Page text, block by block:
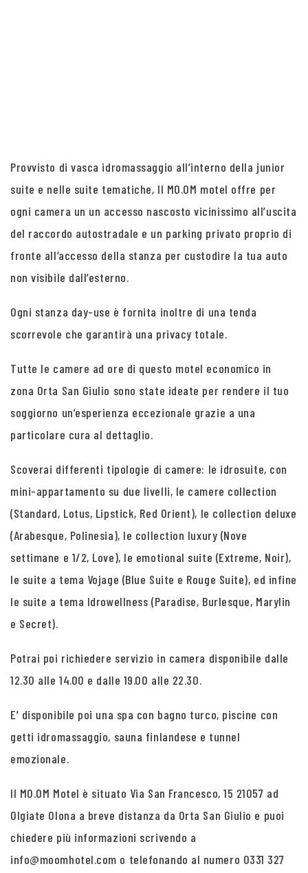
Provvisto di vasca idromassaggio all’interno della junior
suite e nelle suite tematiche, Il MO.OM motel offre per
ogni camera un un accesso nascosto vicinissimo all’uscita
del raccordo autostradale e un parking privato proprio di
fronte all’accesso della stanza per custodire la tua auto
non visibile dall’esterno.
Ogni stanza day-use è fornita inoltre di una tenda
scorrevole che garantirà una privacy totale.
Tutte le camere ad ore di questo motel economico in
zona Orta San Giulio sono state ideate per rendere il tuo
soggiorno un’esperienza eccezionale grazie a una
particolare cura al dettaglio.
Scoverai differenti tipologie di camere: le idrosuite, con
mini-appartamento su due livelli, le camere collection
(Standard, Lotus, Lipstick, Red Orient), le collection deluxe
(Arabesque, Polinesia), le collection luxury (Nove
settimane e 1/2, Love), le emotional suite (Extreme, Noir),
le suite a tema Vojage (Blue Suite e Rouge Suite), ed infine
le suite a tema Idrowellness (Paradise, Burlesque, Marylin
e Secret).
Potrai poi richiedere servizio in camera disponibile dalle
12.30 alle 14.00 e dalle 19.00 alle 22.30.
E’ disponibile poi una spa con bagno turco, piscine con
getti idromassaggio, sauna finlandese e tunnel
emozionale.
Il MO.OM Motel è situato Via San Francesco, 15 21057 ad
Olgiate Olona a breve distanza da Orta San Giulio e puoi
chiedere più informazioni scrivendo a
info@moomhotel.com o telefonando al numero 0331 327